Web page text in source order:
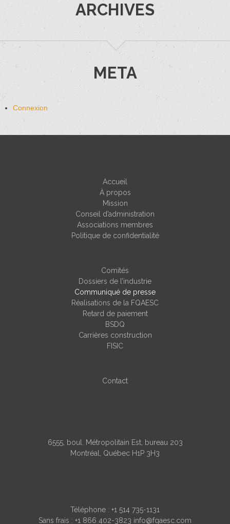
ARCHIVES
META
Connexion
Accueil
À propos
Mission
Conseil d’administration
Associations membres
Politique de confidentialité
Comités
Dossiers de l’industrie
Communiqué de presse
Réalisations de la FQAESC
Retard de paiement
BSDQ
Carrières construction
FISIC
Contact
6555, boul. Métropolitain Est, bureau 203
Montréal, Québec H1P 3H3
Téléphone : +1 514 735-1131
Sans frais : +1 866 402-3823 info@fqaesc.com